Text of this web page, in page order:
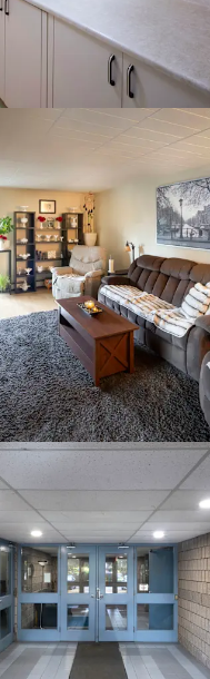
logements
PA, 19147-2452, US
logements